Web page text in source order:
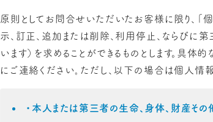
原則としてお問合せいただいたお客様に限り、
示、訂正、追加または削除、利用停止、ならびに
います）を求めることができるものとします。具
にご連絡ください｡ただし、以下の場合は個人情
・本人または第三者の生命、身体、財産そ